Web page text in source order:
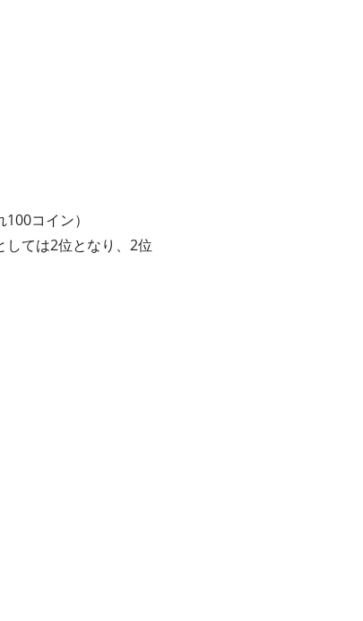
コイン）
ては2位となり、2位